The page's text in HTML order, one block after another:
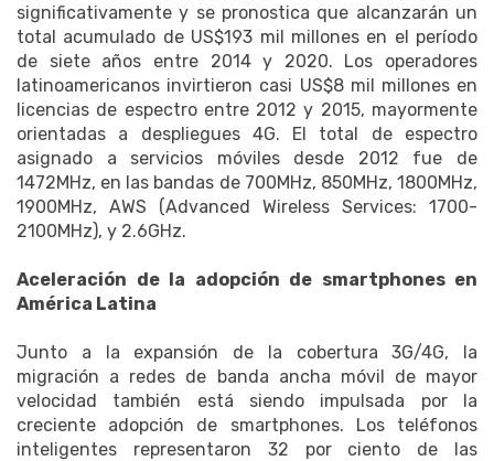
significativamente y se pronostica que alcanzarán un
total acumulado de US$193 mil millones en el período
de siete años entre 2014 y 2020. Los operadores
latinoamericanos invirtieron casi US$8 mil millones en
licencias de espectro entre 2012 y 2015, mayormente
orientadas a despliegues 4G. El total de espectro
asignado a servicios móviles desde 2012 fue de
1472MHz, en las bandas de 700MHz, 850MHz, 1800MHz,
1900MHz, AWS (Advanced Wireless Services: 1700-
2100MHz), y 2.6GHz.
Aceleración de la adopción de smartphones en
América Latina
Junto a la expansión de la cobertura 3G/4G, la
migración a redes de banda ancha móvil de mayor
velocidad también está siendo impulsada por la
creciente adopción de smartphones. Los teléfonos
inteligentes representaron 32 por ciento de las